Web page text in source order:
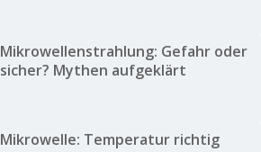
Mikrowellenstrahlung: Gefahr oder
sicher? Mythen aufgeklärt
Mikrowelle: Temperatur richtig